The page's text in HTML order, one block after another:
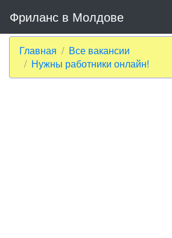
Фриланс в Молдове
Главная
Все вакансии
Нужны работники онлайн!